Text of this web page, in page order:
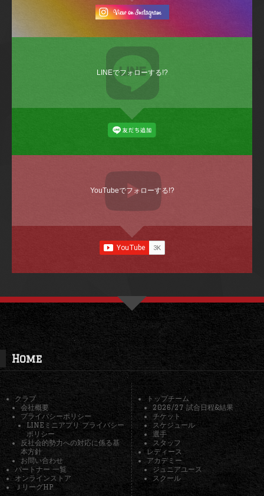
LINEでフォローする!?
YouTubeでフォローする!?
Home
クラブ
会社概要
プライバシーポリシー
LINEミニアプリ プライバシー
ポリシー
反社会的勢力への対応に係る基
本方針
お問い合わせ
パートナー 一覧
オンラインストア
ＪリーグHP
トップチーム
2026/27 試合日程&結果
チケット
スケジュール
選手
スタッフ
レディース
アカデミー
ジュニアユース
スクール